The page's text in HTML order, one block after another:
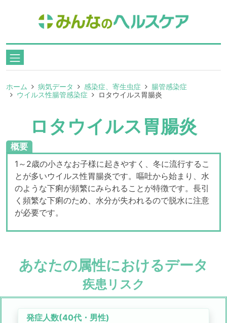
ホーム 病気データ 感染症、寄生虫症
腸管感染症
ウイルス性腸管感染症
ロタウイルス胃腸炎
ロタウイルス胃腸炎
概要
1～2歳の小さなお子様に起きやすく、冬に流行するこ
とが多いウイルス性胃腸炎です。嘔吐から始まり、水
のような下痢が頻繁にみられることが特徴です。長引
く頻繁な下痢のため、水分が失われるので脱水に注意
が必要です。
あなたの属性におけるデータ
疾患リスク
発症人数(40代 ・ 男性)